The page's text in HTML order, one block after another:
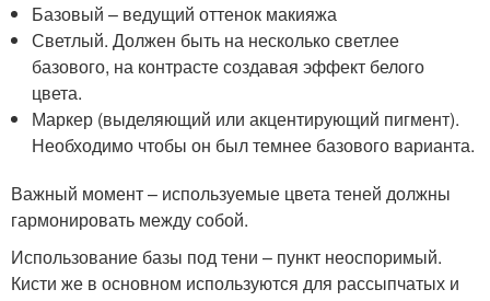
Базовый – ведущий оттенок макияжа
Светлый. Должен быть на несколько светлее
базового, на контрасте создавая эффект белого
цвета.
Маркер (выделяющий или акцентирующий пигмент).
Необходимо чтобы он был темнее базового варианта.
Важный момент – используемые цвета теней должны
гармонировать между собой.
Использование базы под тени – пункт неоспоримый.
Кисти же в основном используются для рассыпчатых и